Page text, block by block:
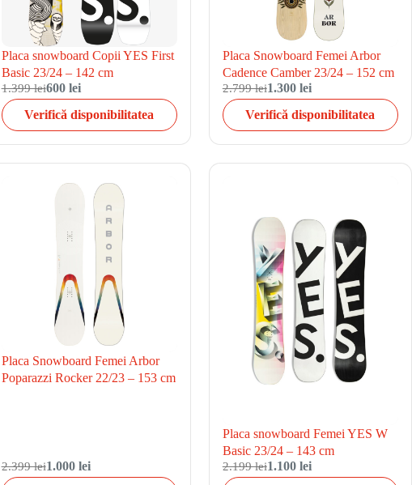
Placa snowboard Copii YES First
Basic 23/24 – 142 cm
1.399 lei600 lei
Verifică disponibilitatea
Placa Snowboard Femei Arbor
Cadence Camber 23/24 – 152 cm
2.799 lei1.300 lei
Verifică disponibilitatea
Placa Snowboard Femei Arbor
Poparazzi Rocker 22/23 – 153 cm
2.399 lei1.000 lei
Placa snowboard Femei YES W
Basic 23/24 – 143 cm
2.199 lei1.100 lei